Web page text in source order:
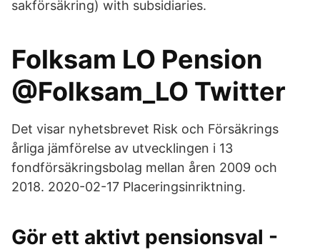
sakförsäkring) with subsidiaries.
Folksam LO Pension
@Folksam_LO Twitter
Det visar nyhetsbrevet Risk och Försäkrings
årliga jämförelse av utvecklingen i 13
fondförsäkringsbolag mellan åren 2009 och
2018. 2020-02-17 Placeringsinriktning.
Gör ett aktivt pensionsval -